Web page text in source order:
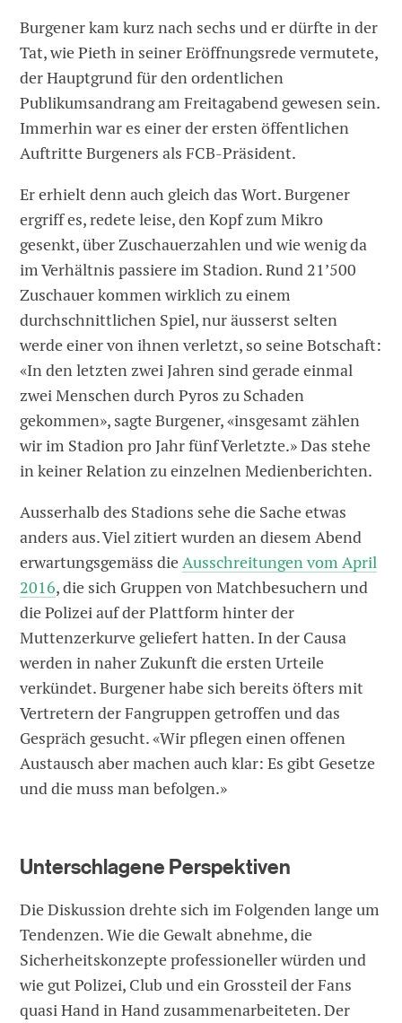
Burgener kam kurz nach sechs und er dürfte in der
Tat, wie Pieth in seiner Eröffnungsrede vermutete,
der Hauptgrund für den ordentlichen
Publikumsandrang am Freitagabend gewesen sein.
Immerhin war es einer der ersten öffentlichen
Auftritte Burgeners als FCB-Präsident.
Er erhielt denn auch gleich das Wort. Burgener
ergriff es, redete leise, den Kopf zum Mikro
gesenkt, über Zuschauerzahlen und wie wenig da
im Verhältnis passiere im Stadion. Rund 21’500
Zuschauer kommen wirklich zu einem
durchschnittlichen Spiel, nur äusserst selten
werde einer von ihnen verletzt, so seine Botschaft:
«In den letzten zwei Jahren sind gerade einmal
zwei Menschen durch Pyros zu Schaden
gekommen», sagte Burgener, «insgesamt zählen
wir im Stadion pro Jahr fünf Verletzte.» Das stehe
in keiner Relation zu einzelnen Medienberichten.
Ausserhalb des Stadions sehe die Sache etwas
anders aus. Viel zitiert wurden an diesem Abend
erwartungsgemäss dieAusschreitungen vom April
2016, die sich Gruppen von Matchbesuchern und
die Polizei auf der Plattform hinter der
Muttenzerkurve geliefert hatten. In der Causa
werden in naher Zukunft die ersten Urteile
verkündet. Burgener habe sich bereits öfters mit
Vertretern der Fangruppen getroffen und das
Gespräch gesucht. «Wir pflegen einen offenen
Austausch aber machen auch klar: Es gibt Gesetze
und die muss man befolgen.»
Unterschlagene Perspektiven
Die Diskussion drehte sich im Folgenden lange um
Tendenzen. Wie die Gewalt abnehme, die
Sicherheitskonzepte professioneller würden und
wie gut Polizei, Club und ein Grossteil der Fans
quasi Hand in Hand zusammenarbeiteten. Der